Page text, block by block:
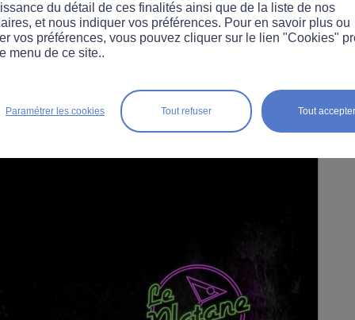
en réponse à cet appel à créations,des
dizaines d'animations Flash et de vidéos
Un jury a sélectionné les cinq meilleures
été soumises au vote des internautes. Le
Voici le lauréat :
du détail de ces finalités ainsi que de la liste de nos
et nous indiquer vos préférences. Pour en savoir plus ou
vos préférences, vous pouvez cliquer sur le lien "Cookies"
menu de ce site..
Tout accepter
Tout refuser
Paramétrer les cookies